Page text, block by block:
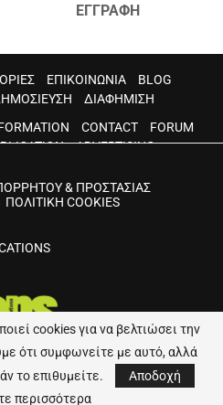
ΕΓΓΡΑΦΗ
ΕΠΙΚΟΙΝΩΝΙΑ
BLOG
ΔΙΑΦΗΜΙΣΗ
CONTACT
FORUM
ADVERTISING
& ΠΡΟΣΤΑΣΙΑΣ
ΠΟΛΙΤΙΚΗ COOKIES
cookies για να βελτιώσει την
ότι συμφωνείτε με αυτό, αλλά
το επιθυμείτε.
Αποδοχή
περισσότερα